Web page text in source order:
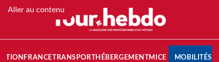
Aller au contenu
FRANCETRANSPORT HÉBERGEMENTMICE MOBILITÉS